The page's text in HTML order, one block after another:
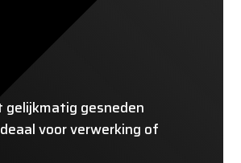
gelijkmatig gesneden
voor verwerking of